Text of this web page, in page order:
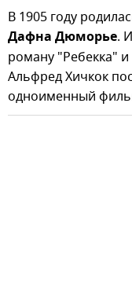
В 1905 году
Дафна Дюморье.
роману "Ребекка"
Альфред Хичкок
одноименный